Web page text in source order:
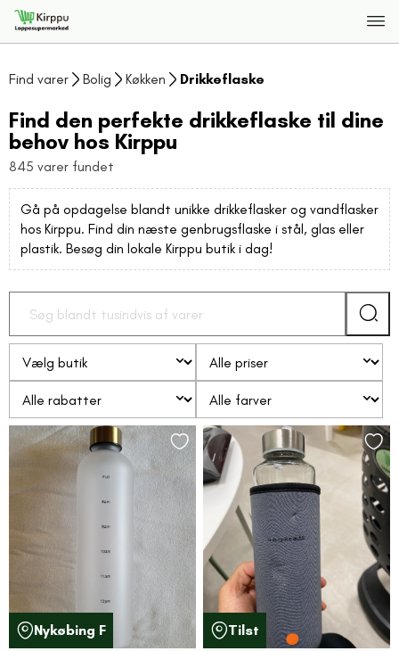
Find varer Bolig Køkken Drikkeflaske
Find den perfekte drikkeflaske til dine
behov hos Kirppu
845 varer fundet
Gå på opdagelse blandt unikke drikkeflasker og vandflasker
hos Kirppu. Find din næste genbrugsflaske i stål, glas eller
plastik. Besøg din lokale Kirppu butik i dag!
Nykøbing F
Tilst